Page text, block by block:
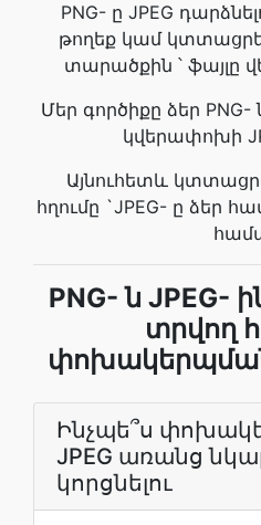
PNG- ը JPEG
թողեք կամ
տարածքին ՝ ֆայլը
Մեր գործիքը ձեր
կվերափոխի
Այնուհետև
հղումը `JPEG- ը ձեր
PNG- ն
տրվող
Ինչպե՞ս
JPEG առանց
կորցնելու